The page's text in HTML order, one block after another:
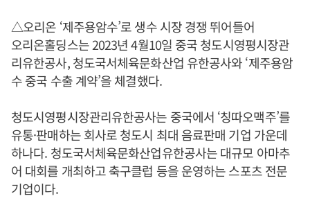
△오리온 ‘제주용암수’로 생수 시장 경쟁 뛰어들어
오리온홀딩스는 2023년 4월10일 중국 청도시영평시장관
리유한공사, 청도국서체육문화산업 유한공사와 ‘제주용암
수 중국 수출 계약’을 체결했다.
청도시영평시장관리유한공사는 중국에서 ‘칭따오맥주’를
유통·판매하는 회사로 청도시 최대 음료판매 기업 가운데
하나다. 청도국서체육문화산업유한공사는 대규모 아마추
어 대회를 개최하고 축구클럽 등을 운영하는 스포츠 전문
기업이다.